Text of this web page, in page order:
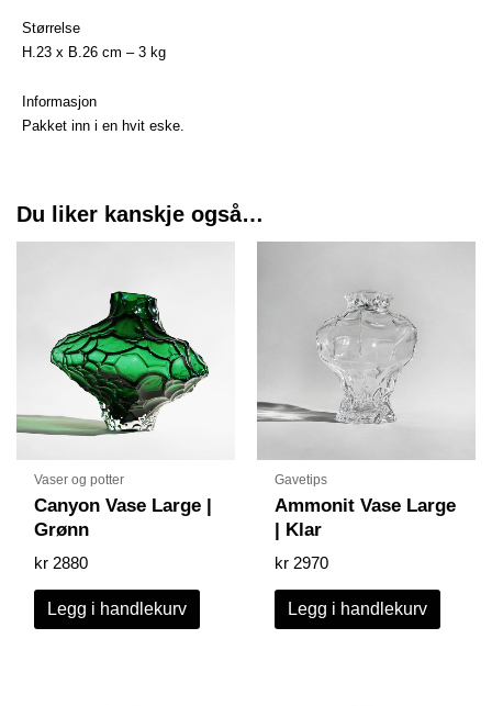
Størrelse
H.23 x B.26 cm – 3 kg
Informasjon
Pakket inn i en hvit eske.
Du liker kanskje også…
Vaser og potter
Canyon Vase Large |
Grønn
kr 2880
Legg i handlekurv
Gavetips
Ammonit Vase Large
| Klar
kr 2970
Legg i handlekurv